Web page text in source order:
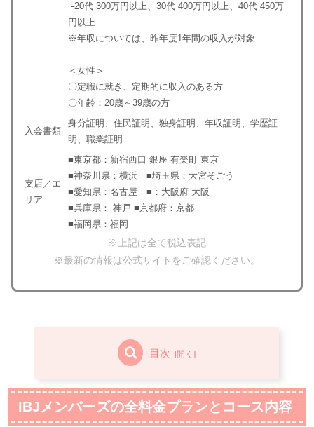
└20代 300万円以上、30代 400万円以上、40代 450万
円以上
※年収については、昨年度1年間の収入が対象
＜女性＞
〇定職に就き、定期的に収入のある方
〇年齢：20歳～39歳の方
入会書類
身分証明、住民証明、独身証明、年収証明、学歴証
明、職業証明
支店／エ
リア
■東京都：新宿西口 銀座 有楽町 東京
■神奈川県：横浜 ■埼玉県：大宮そごう
■愛知県：名古屋 ■：大阪府 大阪
■兵庫県： 神戸 ■京都府：京都
■福岡県：福岡
※上記は全て税込表記
※最新の情報は公式サイトをご確認ください。
目次
IBJメンバーズの全料金プランとコース内容